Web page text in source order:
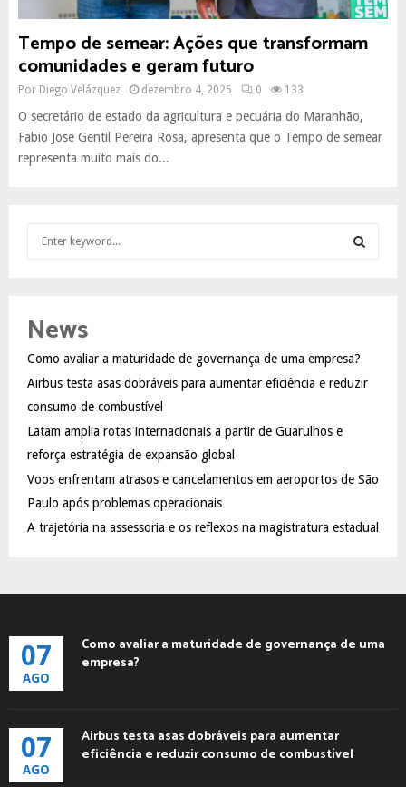
Tempo de semear: Ações que transformam
comunidades e geram futuro
Por Diego Velázquez dezembro 4, 2025 0 133
O secretário de estado da agricultura e pecuária do Maranhão,
Fabio Jose Gentil Pereira Rosa, apresenta que o Tempo de semear
representa muito mais do...
h
o
r
:
R
News
Como avaliar a maturidade de governança de uma empresa?
Airbus testa asas dobráveis para aumentar eficiência e reduzir
consumo de combustível
Latam amplia rotas internacionais a partir de Guarulhos e
reforça estratégia de expansão global
Voos enfrentam atrasos e cancelamentos em aeroportos de São
Paulo após problemas operacionais
A trajetória na assessoria e os reflexos na magistratura estadual
07
AGO
Como avaliar a maturidade de governança de uma
empresa?
07
AGO
Airbus testa asas dobráveis para aumentar
eficiência e reduzir consumo de combustível